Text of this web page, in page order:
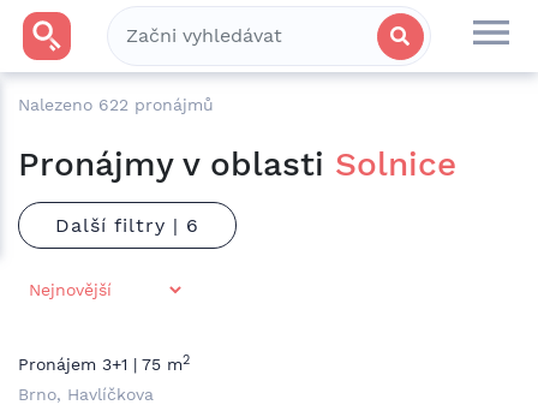
Nalezeno 622 pronájmů
Pronájmy v oblasti Solnice
Další filtry |
Pronájem 3+1 | 75 m2
Brno, Havlíčkova